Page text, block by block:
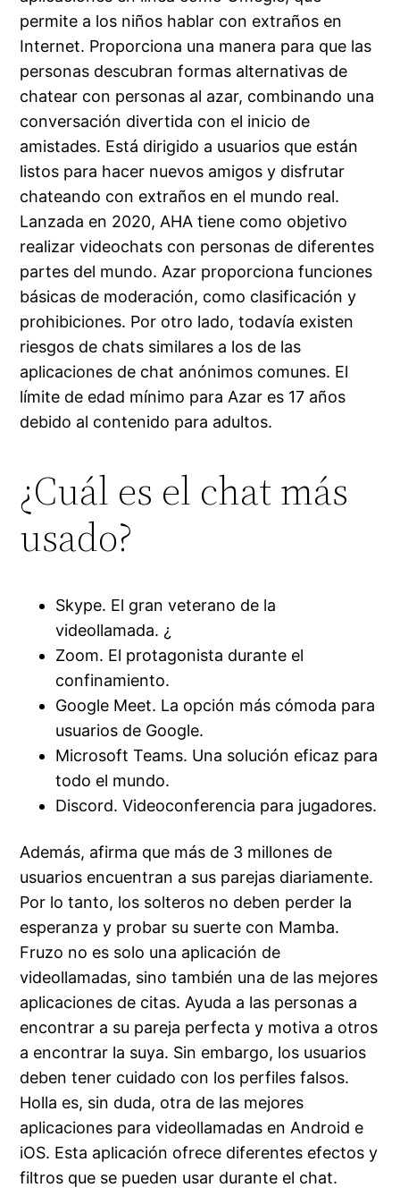
permite a los niños hablar con extraños en
Internet. Proporciona una manera para que las
personas descubran formas alternativas de
chatear con personas al azar, combinando una
conversación divertida con el inicio de
amistades. Está dirigido a usuarios que están
listos para hacer nuevos amigos y disfrutar
chateando con extraños en el mundo real.
Lanzada en 2020, AHA tiene como objetivo
realizar videochats con personas de diferentes
partes del mundo. Azar proporciona funciones
básicas de moderación, como clasificación y
prohibiciones. Por otro lado, todavía existen
riesgos de chats similares a los de las
aplicaciones de chat anónimos comunes. El
límite de edad mínimo para Azar es 17 años
debido al contenido para adultos.
¿Cuál es el chat más
usado?
Skype. El gran veterano de la
videollamada. ¿
Zoom. El protagonista durante el
confinamiento.
Google Meet. La opción más cómoda para
usuarios de Google.
Microsoft Teams. Una solución eficaz para
todo el mundo.
Discord. Videoconferencia para jugadores.
Además, afirma que más de 3 millones de
usuarios encuentran a sus parejas diariamente.
Por lo tanto, los solteros no deben perder la
esperanza y probar su suerte con Mamba.
Fruzo no es solo una aplicación de
videollamadas, sino también una de las mejores
aplicaciones de citas. Ayuda a las personas a
encontrar a su pareja perfecta y motiva a otros
a encontrar la suya. Sin embargo, los usuarios
deben tener cuidado con los perfiles falsos.
Holla es, sin duda, otra de las mejores
aplicaciones para videollamadas en Android e
iOS. Esta aplicación ofrece diferentes efectos y
filtros que se pueden usar durante el chat.